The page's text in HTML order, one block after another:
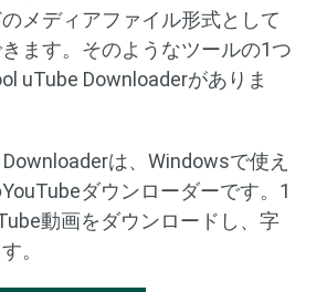
メディアファイル形式として
ます。そのようなツールの1つ
uTube Downloaderがありま
は、Windowsで使え
ダウンローダーです。1
動画をダウンロードし、字
。